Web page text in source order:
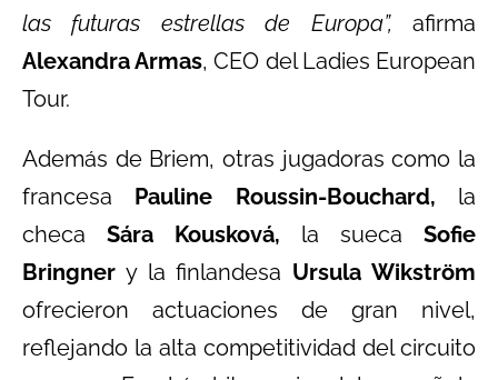
las futuras estrellas de Europa”, afirma
Alexandra Armas, CEO del Ladies European
Tour.
Además de Briem, otras jugadoras como la
francesa Pauline Roussin-Bouchard, la
checa Sára Kousková, la sueca Sofie
Bringner y la finlandesa Ursula Wikström
ofrecieron actuaciones de gran nivel,
reflejando la alta competitividad del circuito